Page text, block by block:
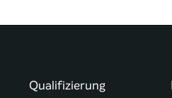
Qualifizierung